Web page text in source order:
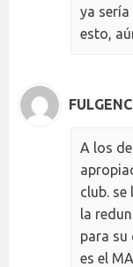
ya
esto,
A los
club.
la
para su
es el